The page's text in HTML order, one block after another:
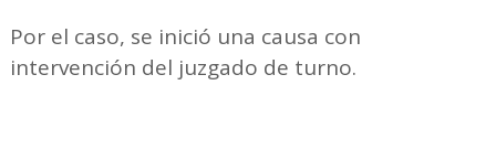
Por el caso, se inició una causa con
intervención del juzgado de turno.